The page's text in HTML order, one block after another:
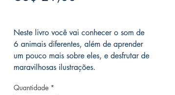
Neste livro você vai conhecer o som de
6 animais diferentes, além de aprender
um pouco mais sobre eles, e desfrutar de
maravilhosas ilustrações.
Quantidade *